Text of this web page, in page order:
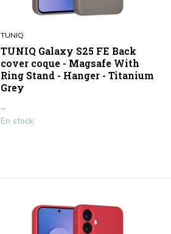
TUNIQ
TUNIQ Galaxy S25 FE Back
cover coque - Magsafe With
Ring Stand - Hanger - Titanium
Grey
En stock